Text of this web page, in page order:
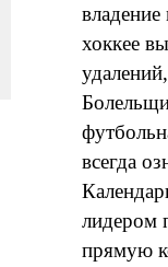
хоккее
всегда
лидером
прямую